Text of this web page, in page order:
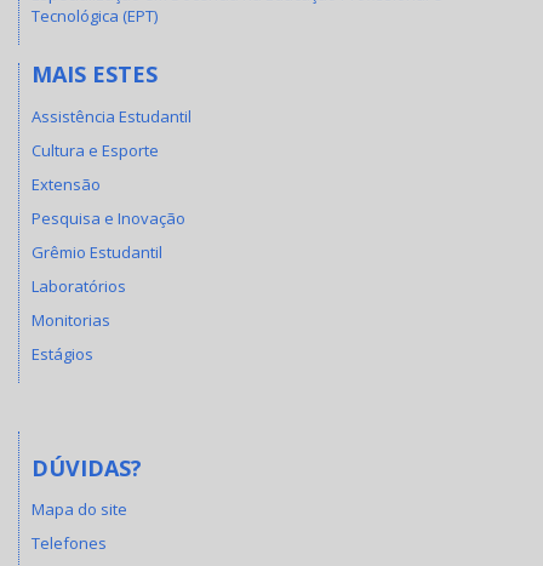
Tecnológica (EPT)
MAIS ESTES
Assistência Estudantil
Cultura e Esporte
Extensão
Pesquisa e Inovação
Grêmio Estudantil
Laboratórios
Monitorias
Estágios
DÚVIDAS?
Mapa do site
Telefones